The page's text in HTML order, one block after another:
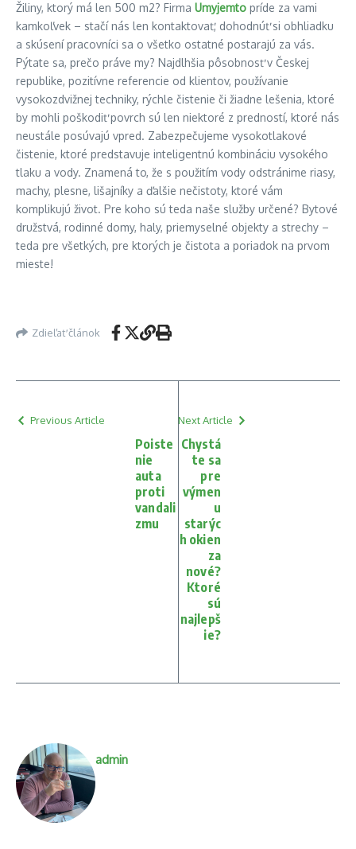
Žiliny, ktorý má len 500 m2? Firma Umyjemto príde za vami
kamkoľvek – stačí nás len kontaktovať, dohodnúť si obhliadku
a skúsení pracovníci sa o všetko ostatné postarajú za vás.
Pýtate sa, prečo práve my? Najdlhšia pôsobnosť v Českej
republike, pozitívne referencie od klientov, používanie
vysokozdvižnej techniky, rýchle čistenie či žiadne lešenia, ktoré
by mohli poškodiť povrch sú len niektoré z predností, ktoré nás
neustále posúvajú vpred. Zabezpečujeme vysokotlakové
čistenie, ktoré predstavuje inteligentnú kombináciu vysokého
tlaku a vody. Znamená to, že s použitím vody odstránime riasy,
machy, plesne, lišajníky a ďalšie nečistoty, ktoré vám
komplikujú život. Pre koho sú teda naše služby určené? Bytové
družstvá, rodinné domy, haly, priemyselné objekty a strechy –
teda pre všetkých, pre ktorých je čistota a poriadok na prvom
mieste!
Zdieľať článok
Previous Article
Poiste
nie
auta
proti
vandali
zmu
Next Article
Chystá
te sa
pre
výmen
u
starýc
h okien
za
nové?
Ktoré
sú
najlepš
ie?
admin